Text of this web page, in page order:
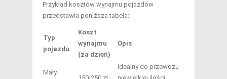
Przykład kosztów wynajmu pojazdów
przedstawia poniższa tabela:
Typ
pojazdu
Koszt
wynajmu
(za dzień)
Opis
Mały
Idealny do przewozu